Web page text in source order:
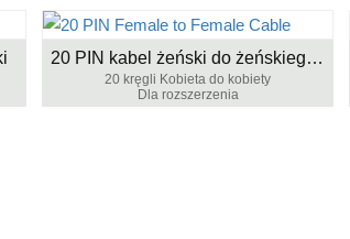
20 PIN kabel żeński do żeńskiego kabla
20 kręgli Kobieta do kobiety
Dla rozszerzenia